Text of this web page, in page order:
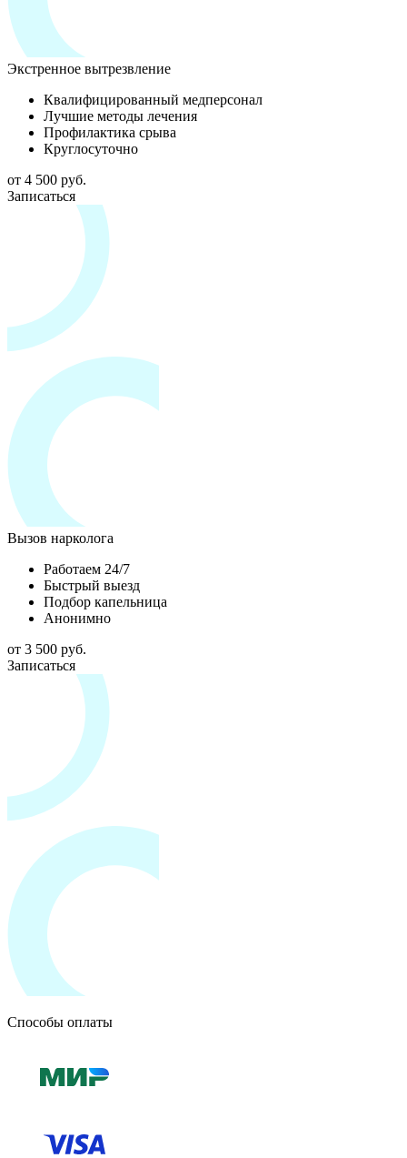
Экстренное вытрезвление
Квалифицированный медперсонал
Лучшие методы лечения
Профилактика срыва
Круглосуточно
от 4 500 руб.
Записаться
Вызов нарколога
Работаем 24/7
Быстрый выезд
Подбор капельница
Анонимно
от 3 500 руб.
Записаться
Способы оплаты